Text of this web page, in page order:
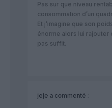
Pas sur que niveau
consommation d’un
Et j’imagine que son
énorme alors lui rajouter
pas suffit.
jeje a commenté :